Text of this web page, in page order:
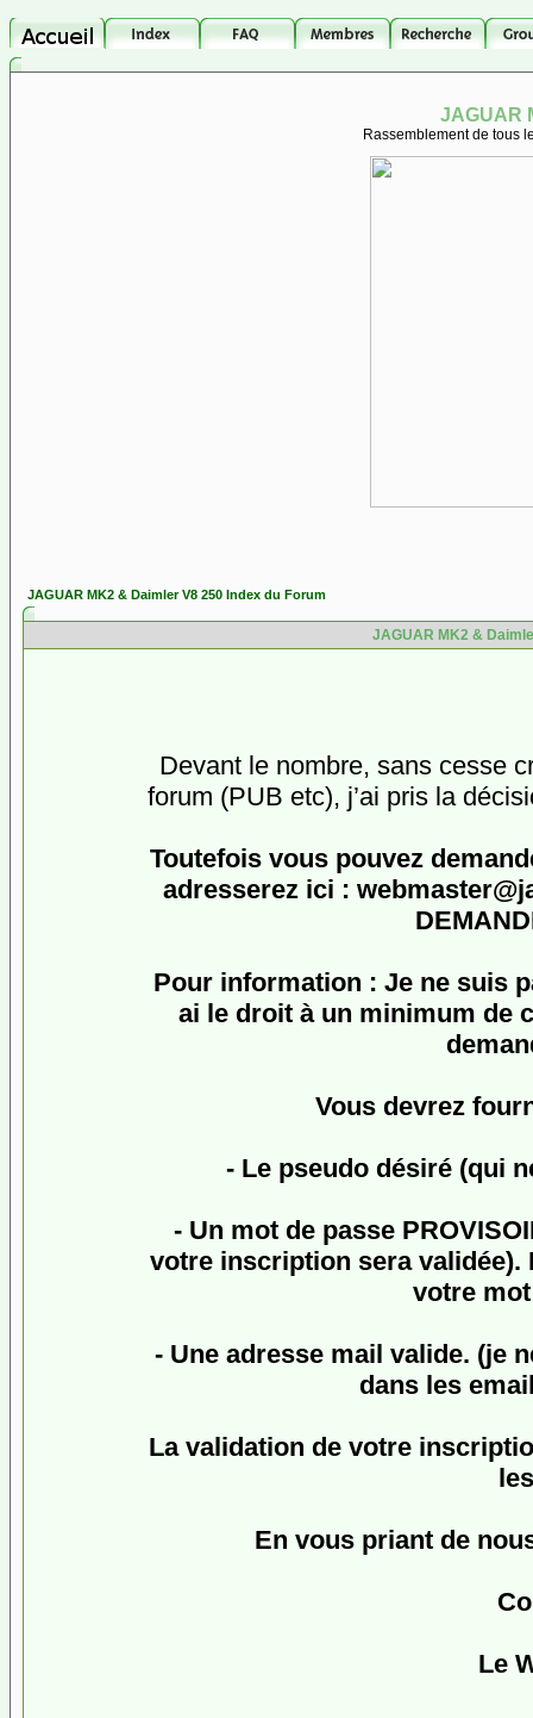
JAGUAR
Rassemblement de tous
JAGUAR MK2 & Daimler V8 250 Index du Forum
JAGUAR MK2 &
Devant le nombre, sans cesse
forum (PUB etc), j’ai pris la
Toutefois vous pouvez
adresserez ici :
Pour information : Je ne suis
ai le droit à un minimum de
Vous devrez
- Le pseudo désiré (qui
- Un mot de passe
votre inscription sera validée).
votre
- Une adresse mail valide. (je
dans les
La validation de votre
En vous priant de
Le